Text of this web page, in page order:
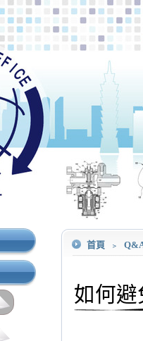
首頁 ﹥
如何